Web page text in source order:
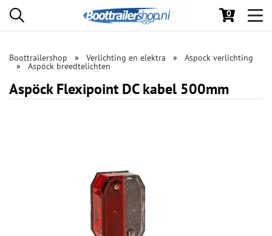
0
Boottrailershop Verlichting en elektra Aspock verlichting
Aspöck breedtelichten
Aspöck Flexipoint DC kabel 500mm